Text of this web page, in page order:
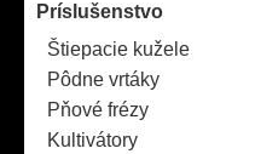
Príslušenstvo
Štiepacie kužele
Pôdne vrtáky
Pňové frézy
Kultivátory